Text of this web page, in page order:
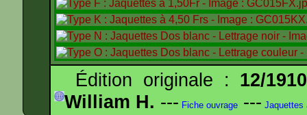
Édition originale : 12/1910
William H. --- Fiche ouvrage --- Jaquettes